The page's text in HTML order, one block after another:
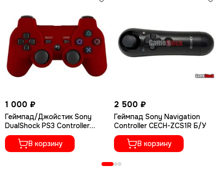
1 000 ₽
Геймпад/Джойстик Sony
DualShock PS3 Controller
Wireless - удалить red
В корзину
2 500 ₽
Геймпад Sony Navigation
Controller CECH-ZCS1R Б/У
В корзину